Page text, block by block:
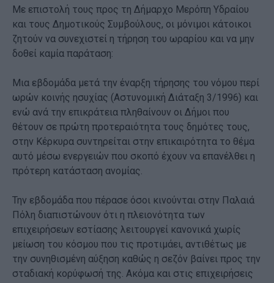
Με επιστολή τους προς τη Δήμαρχο Μερόπη Υδραίου
και τους Δημοτικούς Συμβούλους, οι μόνιμοι κάτοικοι
ζητούν να συνεχιστεί η τήρηση του ωραρίου και να μην
δοθεί καμία παράταση:
Μια εβδομάδα μετά την έναρξη τήρησης του νόμου περί
ωρών κοινής ησυχίας (Αστυνομική Διάταξη 3/1996) και
ενώ ανά την επικράτεια πληθαίνουν οι Δήμοι που
θέτουν σε πρώτη προτεραιότητα τους δημότες τους,
στην Κέρκυρα συντηρείται στην επικαιρότητα το θέμα
αυτό μέσω ενεργειών που σκοπό έχουν να επανέλθει η
πρότερη κατάσταση ανομίας.
Την εβδομάδα που πέρασε όσοι κινούνται στην Παλαιά
Πόλη διαπιστώνουν ότι η πλειονότητα των
επιχειρήσεων εστίασης λειτουργεί κανονικά χωρίς
μείωση του κόσμου που τις προτιμάει, αντιθέτως με
την συνηθισμένη αύξηση καθώς η σεζόν βαίνει προς την
σταδιακή κορύφωσή της. Ακόμα και στις επιχειρήσεις